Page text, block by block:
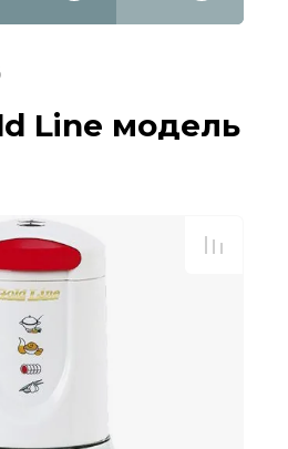
Line модель